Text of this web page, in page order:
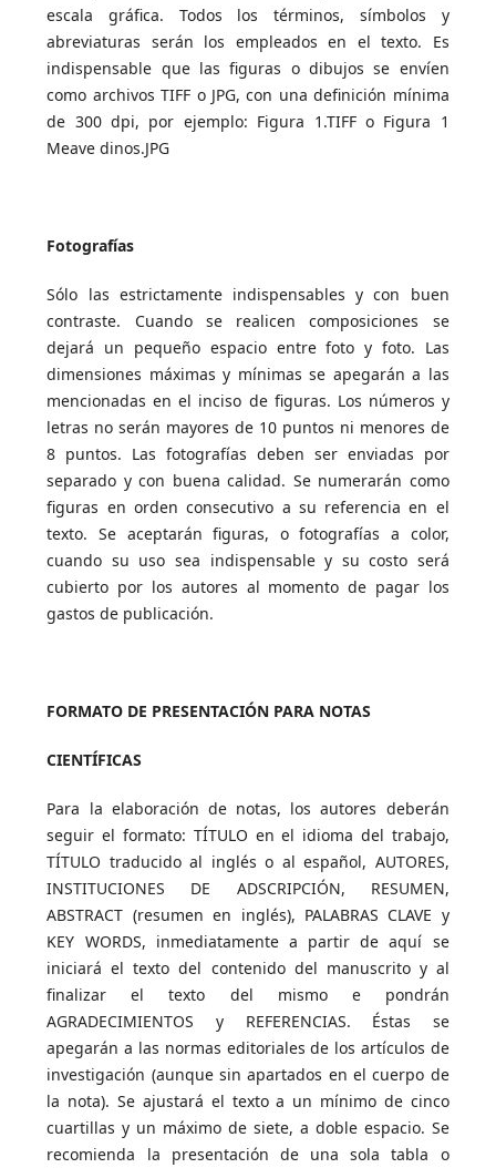
escala gráfica. Todos los términos, símbolos y
abreviaturas serán los empleados en el texto. Es
indispensable que las figuras o dibujos se envíen
como archivos TIFF o JPG, con una definición mínima
de 300 dpi, por ejemplo: Figura 1.TIFF o Figura 1
Meave dinos.JPG
Fotografías
Sólo las estrictamente indispensables y con buen
contraste. Cuando se realicen composiciones se
dejará un pequeño espacio entre foto y foto. Las
dimensiones máximas y mínimas se apegarán a las
mencionadas en el inciso de figuras. Los números y
letras no serán mayores de 10 puntos ni menores de
8 puntos. Las fotografías deben ser enviadas por
separado y con buena calidad. Se numerarán como
figuras en orden consecutivo a su referencia en el
texto. Se aceptarán figuras, o fotografías a color,
cuando su uso sea indispensable y su costo será
cubierto por los autores al momento de pagar los
gastos de publicación.
FORMATO DE PRESENTACIÓN PARA NOTAS
CIENTÍFICAS
Para la elaboración de notas, los autores deberán
seguir el formato: TÍTULO en el idioma del trabajo,
TÍTULO traducido al inglés o al español, AUTORES,
INSTITUCIONES DE ADSCRIPCIÓN, RESUMEN,
ABSTRACT (resumen en inglés), PALABRAS CLAVE y
KEY WORDS, inmediatamente a partir de aquí se
iniciará el texto del contenido del manuscrito y al
finalizar el texto del mismo e pondrán
AGRADECIMIENTOS y REFERENCIAS. Éstas se
apegarán a las normas editoriales de los artículos de
investigación (aunque sin apartados en el cuerpo de
la nota). Se ajustará el texto a un mínimo de cinco
cuartillas y un máximo de siete, a doble espacio. Se
recomienda la presentación de una sola tabla o